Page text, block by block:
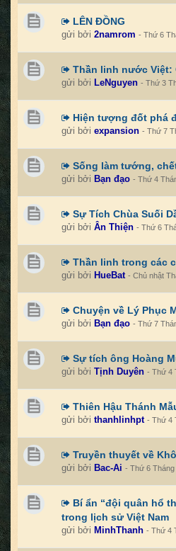
LÊN ĐỒNG
gửi bởi 2namrom - Thứ 6
Thần linh nước Việt:
gửi bởi LeNguyen - Thứ 3
Hiện tượng đốt phá
gửi bởi expansion - Thứ 7
Sống làm tướng,
gửi bởi Bạn đạo - Thứ 4
Sự Tích Chùa Suối
gửi bởi Ân Thiện - Thứ 6
Thần linh trong các
gửi bởi HueBat - Chủ nhật
Chuyện về Lý Phục
gửi bởi Bạn đạo - Thứ 7
Sự tích ông Hoàng
gửi bởi Tịnh Duyên - Thứ 4
Thiên Hậu Thánh
gửi bởi thanhlinhpt - Thứ 4
Truyền thuyết về
gửi bởi Bac-Ai - Thứ 6 Tháng
Bí ẩn “đội quân hổ
trong lịch sử Việt Nam
gửi bởi MinhThanh - Thứ 4